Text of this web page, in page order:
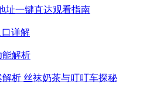
址一键直达观看指南
详解
能解析
析 丝袜奶茶与叮叮车探秘